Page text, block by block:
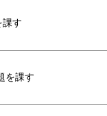
課す
を課す